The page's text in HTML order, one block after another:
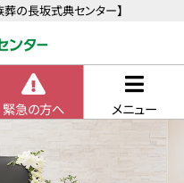
の長坂式典センター】
緊急の方へ メニュー